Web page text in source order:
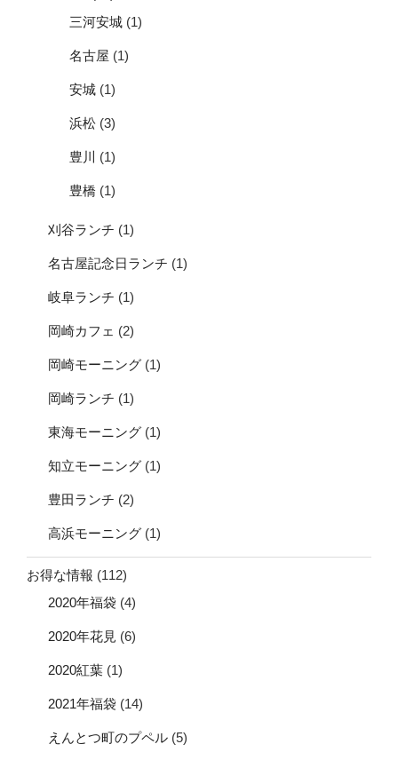
三河安城 (1)
名古屋 (1)
安城 (1)
浜松 (3)
豊川 (1)
豊橋 (1)
刈谷ランチ (1)
名古屋記念日ランチ (1)
岐阜ランチ (1)
岡崎カフェ (2)
岡崎モーニング (1)
岡崎ランチ (1)
東海モーニング (1)
知立モーニング (1)
豊田ランチ (2)
高浜モーニング (1)
お得な情報 (112)
2020年福袋 (4)
2020年花見 (6)
2020紅葉 (1)
2021年福袋 (14)
えんとつ町のプペル (5)